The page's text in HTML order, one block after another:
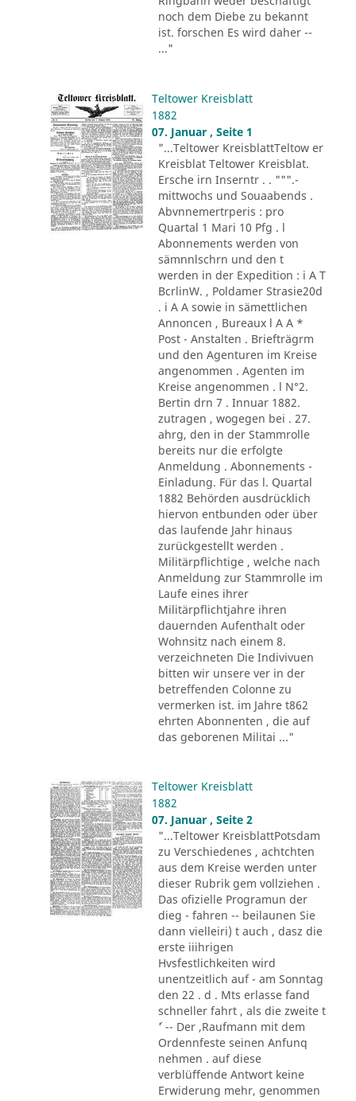
noch dem Diebe zu bekannt
ist. forschen Es wird daher --
..."
Teltower Kreisblatt
1882
07. Januar , Seite 1
"...Teltower KreisblattTeltow er
Kreisblat Teltower Kreisblat.
Ersche irn Inserntr . . """.-
mittwochs und Souaabends .
Abvnnemertrperis : pro
Quartal 1 Mari 10 Pfg . l
Abonnements werden von
sämnnlschrn und den t
werden in der Expedition : i A T
BcrlinW. , Poldamer Strasie20d
. i A A sowie in sämettlichen
Annoncen , Bureaux l A A *
Post - Anstalten . Briefträgrm
und den Agenturen im Kreise
angenommen . Agenten im
Kreise angenommen . l N°2.
Bertin drn 7 . Innuar 1882.
zutragen , wogegen bei . 27.
ahrg, den in der Stammrolle
bereits nur die erfolgte
Anmeldung . Abonnements -
Einladung. Für das l. Quartal
1882 Behörden ausdrücklich
hiervon entbunden oder über
das laufende Jahr hinaus
zurückgestellt werden .
Militärpflichtige , welche nach
Anmeldung zur Stammrolle im
Laufe eines ihrer
Militärpflichtjahre ihren
dauernden Aufenthalt oder
Wohnsitz nach einem 8.
verzeichneten Die Indivivuen
bitten wir unsere ver in der
betreffenden Colonne zu
vermerken ist. im Jahre t862
ehrten Abonnenten , die auf
das geborenen Militai ..."
Teltower Kreisblatt
1882
07. Januar , Seite 2
"...Teltower KreisblattPotsdam
zu Verschiedenes , achtchten
aus dem Kreise werden unter
dieser Rubrik gem vollziehen .
Das ofizielle Programun der
dieg - fahren -- beilaunen Sie
dann vielleiri) t auch , dasz die
erste iiihrigen
Hvsfestlichkeiten wird
unentzeitlich auf - am Sonntag
den 22 . d . Mts erlasse fand
schneller fahrt , als die zweite t
´' -- Der ,Raufmann mit dem
Ordennfeste seinen Anfunq
nehmen . auf diese
verblüffende Antwort keine
Erwiderung mehr, genommen